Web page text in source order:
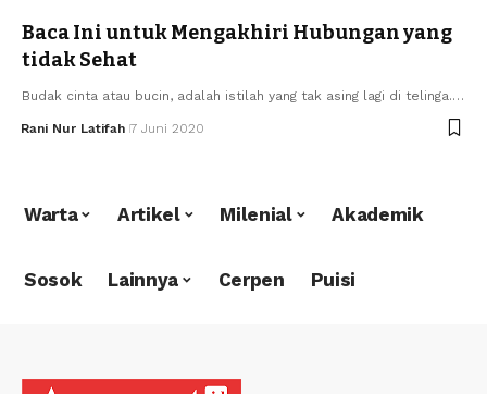
Baca Ini untuk Mengakhiri Hubungan yang
tidak Sehat
Budak cinta atau bucin, adalah istilah yang tak asing lagi di telinga.…
Rani Nur Latifah 7 Juni 2020
Warta Artikel Milenial Akademik
Sosok Lainnya Cerpen Puisi